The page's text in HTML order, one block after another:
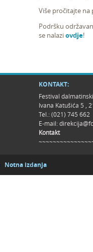
Više pročitajte
Podršku
se nalaziovdje!
KONTAKT:
Festival
Ivana Katušića 5 ,
Tel.: (021) 745 662
E-mail:
Kontakt
Notna izdanja